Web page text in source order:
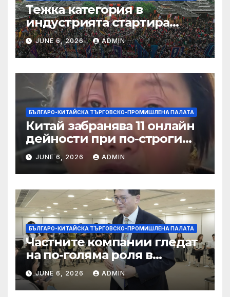
Тежка категория в
индустрията стартира
алианс за космическа
слънчева енергия
JUNE 6, 2026 ADMIN
БЪЛГАРО-КИТАЙСКА ТЪРГОВСКО-ПРОМИШЛЕНА ПАЛАТА
Китай забранява 11 онлайн
дейности при по-строги
правила за ограничаване на
слуховете и
кибернасилниците
JUNE 6, 2026 ADMIN
БЪЛГАРО-КИТАЙСКА ТЪРГОВСКО-ПРОМИШЛЕНА ПАЛАТА
Частните компании гледат
на по-голяма роля в
стратегическата
енергетика
JUNE 6, 2026 ADMIN